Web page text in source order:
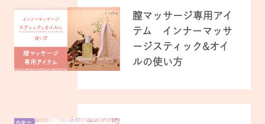
膣マッサージ専用アイ
テム インナーマッサ
ージスティック&オイ
ルの使い方